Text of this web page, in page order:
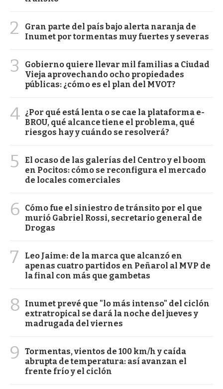
2
Gran parte del país bajo alerta naranja de
Inumet por tormentas muy fuertes y severas
3
Gobierno quiere llevar mil familias a Ciudad
Vieja aprovechando ocho propiedades
públicas: ¿cómo es el plan del MVOT?
4 ¿Por qué está lenta o se cae la plataforma e-
BROU, qué alcance tiene el problema, qué
riesgos hay y cuándo se resolverá?
5
El ocaso de las galerías del Centro y el boom
en Pocitos: cómo se reconfigura el mercado
de locales comerciales
6
Cómo fue el siniestro de tránsito por el que
murió Gabriel Rossi, secretario general de
Drogas
7
Leo Jaime: de la marca que alcanzó en
apenas cuatro partidos en Peñarol al MVP de
la final con más que gambetas
8
Inumet prevé que "lo más intenso" del ciclón
extratropical se dará la noche del jueves y
madrugada del viernes
9
Tormentas, vientos de 100 km/h y caída
abrupta de temperatura: así avanzan el
frente frío y el ciclón